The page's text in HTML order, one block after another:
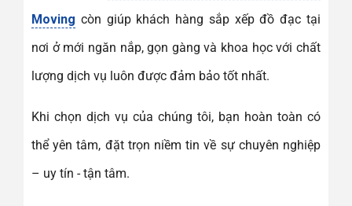
Moving còn giúp khách hàng sắp xếp đồ đạc tại
nơi ở mới ngăn nắp, gọn gàng và khoa học với chất
lượng dịch vụ luôn được đảm bảo tốt nhất.
Khi chọn dịch vụ của chúng tôi, bạn hoàn toàn có
thể yên tâm, đặt trọn niềm tin về sự chuyên nghiệp
– uy tín - tận tâm.